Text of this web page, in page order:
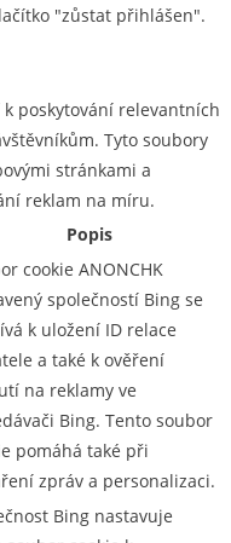
"zůstat přihlášen".
poskytování relevantních
Tyto soubory
stránkami a
reklam na míru.
Popis
cookie ANONCHK
společností Bing se
k uložení ID relace
a také k ověření
na reklamy ve
Bing. Tento soubor
pomáhá také při
zpráv a personalizaci.
Bing nastavuje